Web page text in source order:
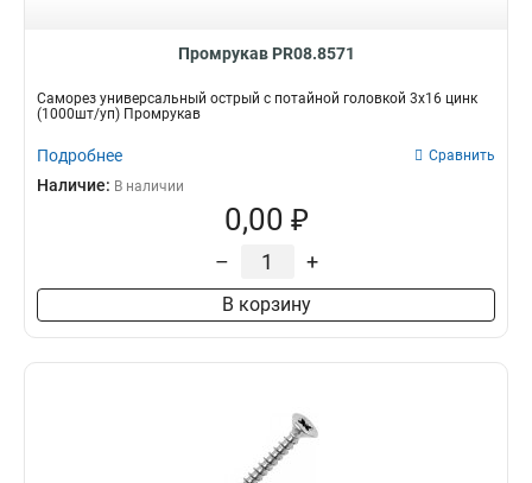
Промрукав PR08.8571
Саморез универсальный острый с потайной головкой 3x16 цинк
(1000шт/уп) Промрукав
Подробнее Сравнить
Наличие: В наличии
0,00 ₽
– +
В корзину